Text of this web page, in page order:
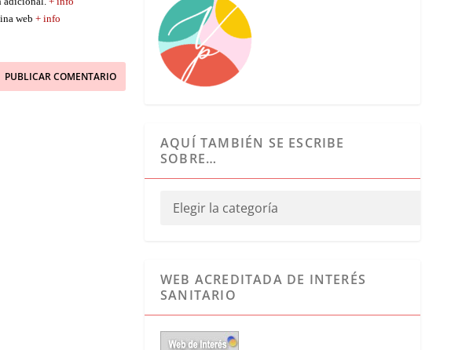
web+ info
AQUÍ TAMBIÉN SE ESCRIBE
SOBRE…
WEB ACREDITADA DE INTERÉS
SANITARIO